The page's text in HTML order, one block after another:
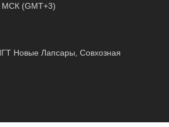
МСК (GMT+3)
Новые Лапсары, Совхозная